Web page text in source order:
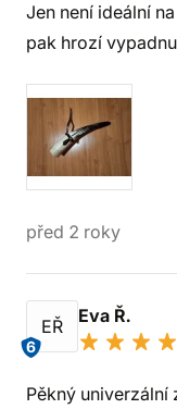
Jen není ideální
pak hrozí
před 2 roky
EŘ
6
Eva Ř.
Pěkný univerzální